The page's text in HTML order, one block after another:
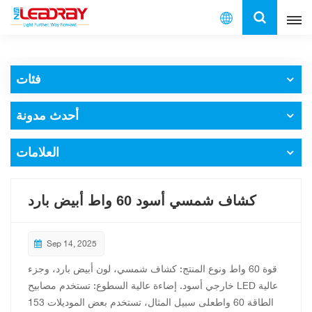
العربية
فئات
أحدث مدونة
العلامات
كشاف شمسي أسود 60 واط أبيض بارد
Sep 14, 2025
قوة 60 واط ونوع المنتج: كشاف شمسي، لون أبيض بارد، وجزء
خارجي أسود. إضاءة عالية السطوع: تستخدم مصابيح LED عالية
الطاقة 60 واطعلى سبيل المثال، تستخدم بعض الموديلات 153